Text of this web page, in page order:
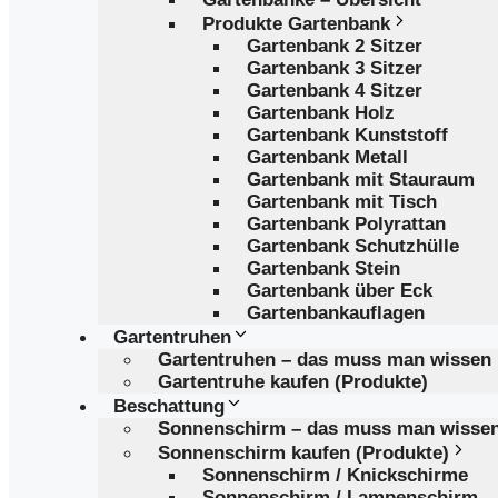
Produkte Gartenbank
Gartenbank 2 Sitzer
Gartenbank 3 Sitzer
Gartenbank 4 Sitzer
Gartenbank Holz
Gartenbank Kunststoff
Gartenbank Metall
Gartenbank mit Stauraum
Gartenbank mit Tisch
Gartenbank Polyrattan
Gartenbank Schutzhülle
Gartenbank Stein
Gartenbank über Eck
Gartenbankauflagen
Gartentruhen
Gartentruhen – das muss man wissen
Gartentruhe kaufen (Produkte)
Beschattung
Sonnenschirm – das muss man
Sonnenschirm kaufen (Produkte)
Sonnenschirm / Knickschirme